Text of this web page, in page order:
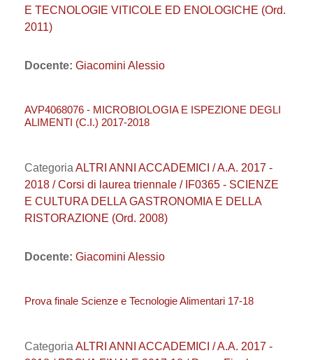
E TECNOLOGIE VITICOLE ED ENOLOGICHE (Ord.
2011)
Docente: Giacomini Alessio
AVP4068076 - MICROBIOLOGIA E ISPEZIONE DEGLI
ALIMENTI (C.I.) 2017-2018
Categoria ALTRI ANNI ACCADEMICI / A.A. 2017 -
2018 / Corsi di laurea triennale / IF0365 - SCIENZE
E CULTURA DELLA GASTRONOMIA E DELLA
RISTORAZIONE (Ord. 2008)
Docente: Giacomini Alessio
Prova finale Scienze e Tecnologie Alimentari 17-18
Categoria ALTRI ANNI ACCADEMICI / A.A. 2017 -